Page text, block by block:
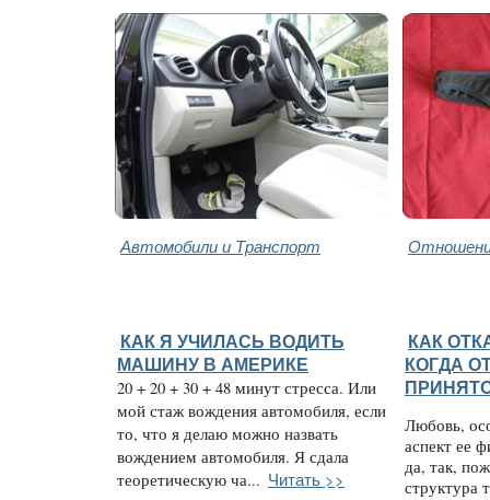
Автомобили и Транспорт
КАК Я УЧИЛАСЬ ВОДИТЬ
МАШИНУ В АМЕРИКЕ
20 + 20 + 30 + 48 минут стресса. Или
мой стаж вождения автомобиля, если
то, что я делаю можно назвать
вождением автомобиля. Я сдала
теоретическую ча... Читать >>
КАК
КОГДА
Любовь,
аспект ее
да, так,
структура